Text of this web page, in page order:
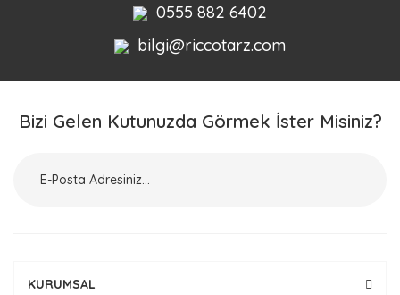
0555 882 6402
bilgi@riccotarz.com
Bizi Gelen Kutunuzda Görmek İster Misiniz?
KURUMSAL